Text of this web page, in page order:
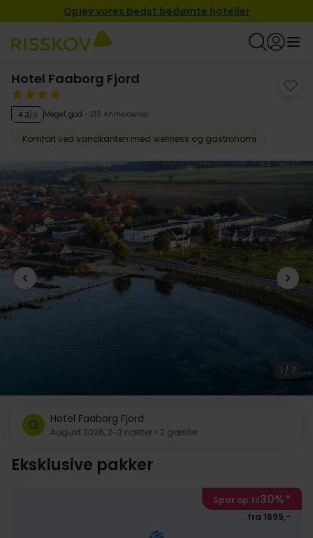
Oplev vores bedst bedømte hoteller
Hotel Faaborg Fjord
4.3/5 Meget god 219 Anmeldelser
Komfort ved vandkanten med wellness og gastronomi
1 / 7
Hotel Faaborg Fjord
August 2026, 2-3 nætter • 2 gæster
Eksklusive pakker
Spar op til30%*
fra 1699,-